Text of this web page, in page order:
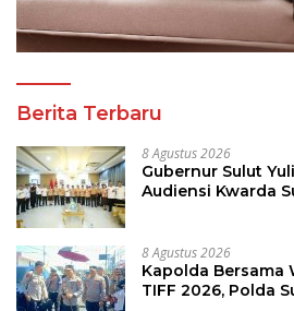
Berita Terbaru
8 Agustus 2026
Gubernur Sulut
Audiensi Kwarda
8 Agustus 2026
Kapolda Bersama
TIFF 2026, Polda